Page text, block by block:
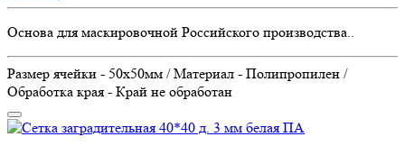
Основа для маскировочной Российского производства..
Размер ячейки - 50х50мм / Материал - Полипропилен /
Обработка края - Край не обработан